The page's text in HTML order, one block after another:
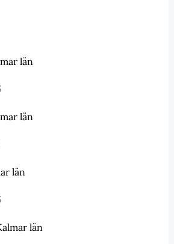
län
län
län
län